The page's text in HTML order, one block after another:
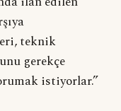
teknik
gerekçe
istiyorlar.”